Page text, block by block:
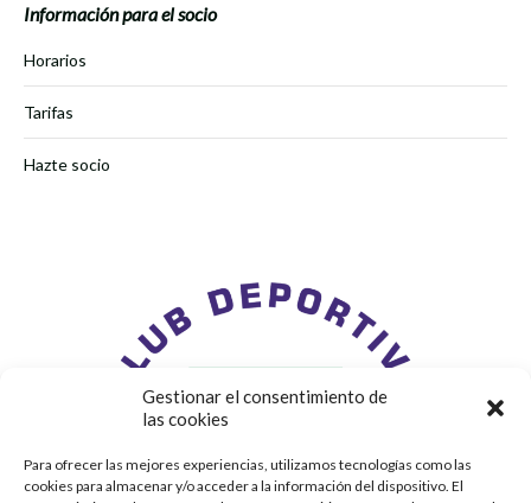
Gestionar el consentimiento de
las cookies
Para ofrecer las mejores experiencias, utilizamos tecnologías como las
cookies para almacenar y/o acceder a la información del dispositivo. El
Información para el socio
Horarios
Tarifas
Hazte socio